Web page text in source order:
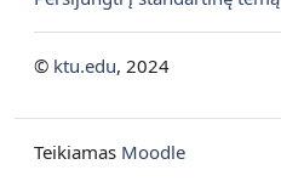
© ktu.edu, 2024
Teikiamas Moodle